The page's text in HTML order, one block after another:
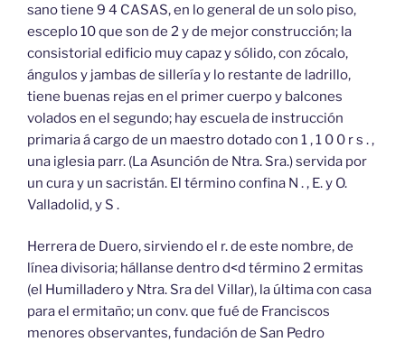
sano tiene 9 4 CASAS, en lo general de un solo piso,
esceplo 10 que son de 2 y de mejor construcción; la
consistorial edificio muy capaz y sólido, con zócalo,
ángulos y jambas de sillería y lo restante de ladrillo,
tiene buenas rejas en el primer cuerpo y balcones
volados en el segundo; hay escuela de instrucción
primaria á cargo de un maestro dotado con 1 , 1 0 0 r s . ,
una iglesia parr. (La Asunción de Ntra. Sra.) servida por
un cura y un sacristán. El término confina N . , E. y O.
Valladolid, y S .
Herrera de Duero, sirviendo el r. de este nombre, de
línea divisoria; hállanse dentro d<d término 2 ermitas
(el Humilladero y Ntra. Sra del Villar), la última con casa
para el ermitaño; un conv. que fué de Franciscos
menores observantes, fundación de San Pedro